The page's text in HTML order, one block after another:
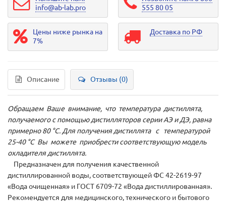
info@ab-lab.pro
555 80 05
Цены ниже рынка на
7%
Доставка по РФ
Описание Отзывы (0)
Обращаем Ваше внимание, что температура дистиллята,
получаемого с помощью дистилляторов серии АЭ и ДЭ, равна
примерно 80 °С. Для получения дистиллята с температурой
25-40 °С Вы можете приобрести соответствующую модель
охладителя дистиллята.
Предназначен для получения качественной
дистиллированной воды, соответствующей ФС 42-2619-97
«Вода очищенная» и ГОСТ 6709-72 «Вода дистиллированная».
Рекомендуется для медицинского, технического и бытового